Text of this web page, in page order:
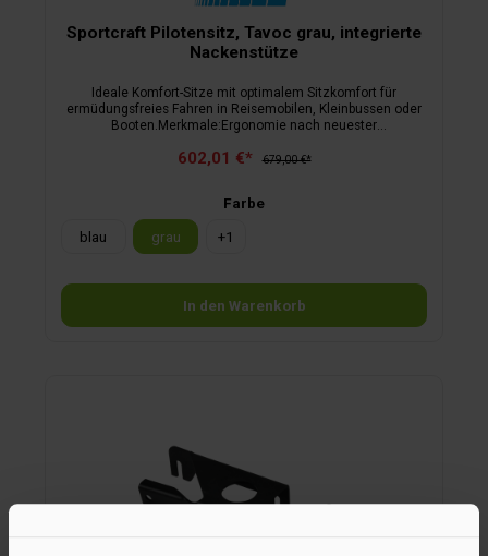
Sportcraft Pilotensitz, Tavoc grau, integrierte
Nackenstütze
Ideale Komfort-Sitze mit optimalem Sitzkomfort für
ermüdungsfreies Fahren in Reisemobilen, Kleinbussen oder
Booten.Merkmale:Ergonomie nach neuester
formalästhetischen GesichtspunktenFertigung in modernster
Rückenlehneverstellbare Nackenstütze (bei
S8.1)höhenverstellbare Armlehnen aus Kaltschaum mit
Aluminiumkernhochwertige attraktive Bezugsstoffeauf
Wunsch auch lieferbar mit verstellbarer Lordosenstütze und
602,01 €* 679,00 €*
Farbe
blau
grau +1
In den Warenkorb